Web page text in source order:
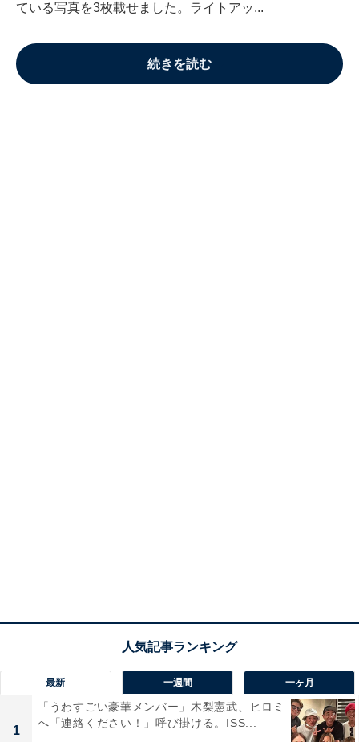
ている写真を3枚載せました。ライトアッ...
続きを読む
最新 一週間 一ヶ月
1
「うわすごい豪華メンバー」木梨憲武、ヒロミ
へ「連絡ください！」呼び掛ける。ISS...